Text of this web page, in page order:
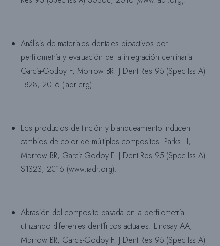
Análisis de materiales dentales bioactivos por
perfilometría y evaluación de la integración dentinaria.
García-Godoy F, Morrow BR. J Dent Res 95 (Spec Iss A)
1828, 2016 (iadr.org).
Los productos de tinción y blanqueamiento inducen
cambios de color de múltiples composites. Parks H,
Morrow BR, Garcia-Godoy F. J Dent Res 95 (Spec Iss A)
S1323, 2016 (www.iadr.org).
Abrasión del composite basada en la perfilometría
utilizando diferentes dentífricos actuales. Lindsay AA,
Morrow BR, Garcia-Godoy F. J Dent Res 95 (Spec Iss A)